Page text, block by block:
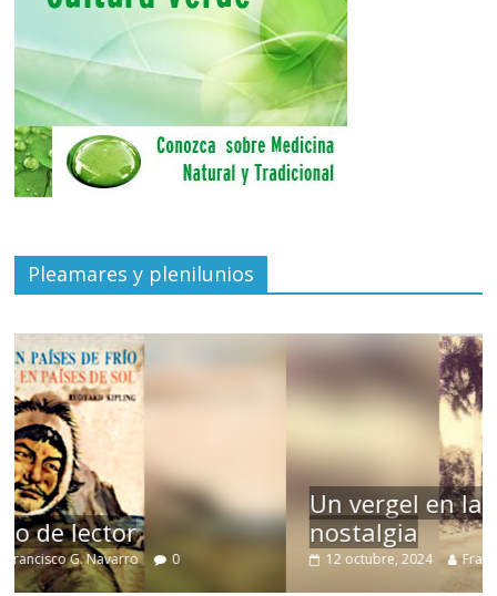
Pleamares y plenilunios
Un vergel en las nieblas de la
nostalgia
12 octubre, 2024 Francisco G. Navarro 0